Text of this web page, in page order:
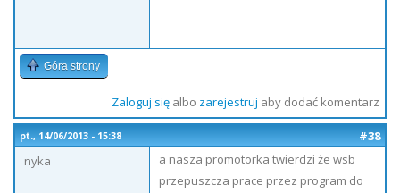
Góra strony
Zaloguj sięalbo zarejestruj aby dodać komentarz
pt., 14/06/2013 - 15:38
#38
nyka
a nasza promotorka twierdzi że wsb
przepuszcza prace przez program do